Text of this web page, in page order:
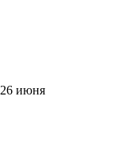
26 июня